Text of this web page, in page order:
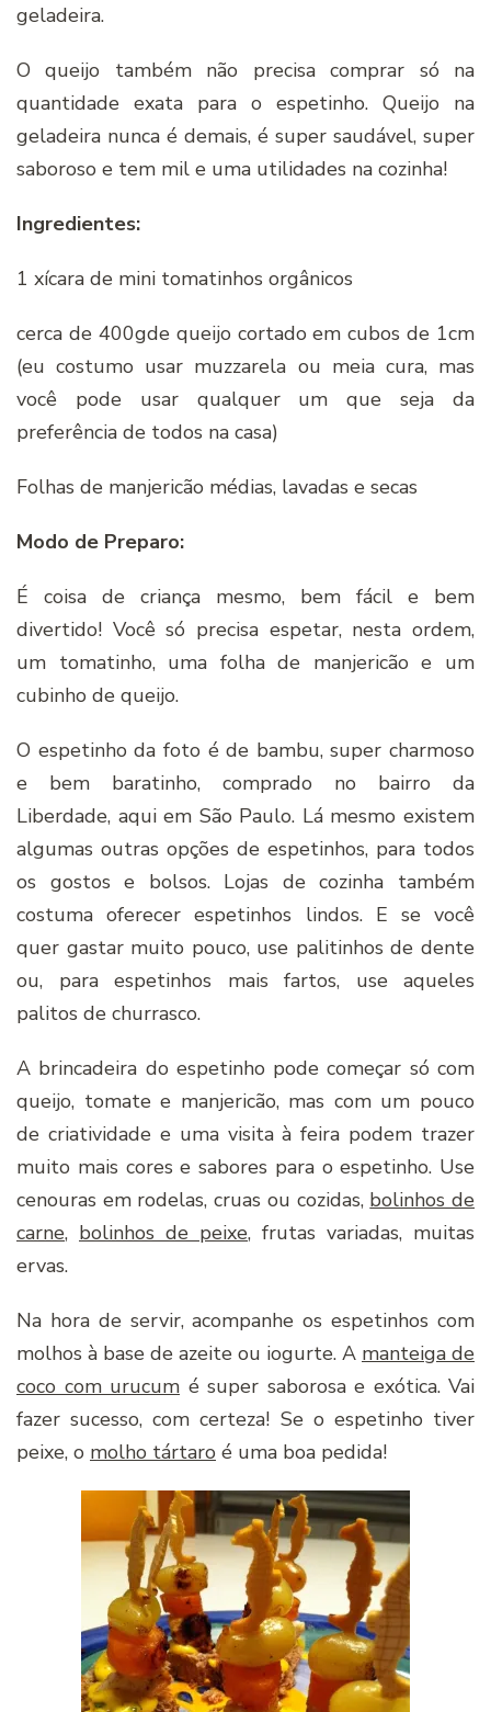
geladeira.
O queijo também não precisa comprar só na
quantidade exata para o espetinho. Queijo na
geladeira nunca é demais, é super saudável, super
saboroso e tem mil e uma utilidades na cozinha!
Ingredientes:
1 xícara de mini tomatinhos orgânicos
cerca de 400gde queijo cortado em cubos de 1cm
(eu costumo usar muzzarela ou meia cura, mas
você pode usar qualquer um que seja da
preferência de todos na casa)
Folhas de manjericão médias, lavadas e secas
Modo de Preparo:
É coisa de criança mesmo, bem fácil e bem
divertido! Você só precisa espetar, nesta ordem,
um tomatinho, uma folha de manjericão e um
cubinho de queijo.
O espetinho da foto é de bambu, super charmoso
e bem baratinho, comprado no bairro da
Liberdade, aqui em São Paulo. Lá mesmo existem
algumas outras opções de espetinhos, para todos
os gostos e bolsos. Lojas de cozinha também
costuma oferecer espetinhos lindos. E se você
quer gastar muito pouco, use palitinhos de dente
ou, para espetinhos mais fartos, use aqueles
palitos de churrasco.
A brincadeira do espetinho pode começar só com
queijo, tomate e manjericão, mas com um pouco
de criatividade e uma visita à feira podem trazer
muito mais cores e sabores para o espetinho. Use
cenouras em rodelas, cruas ou cozidas, bolinhos de
carne, bolinhos de peixe, frutas variadas, muitas
ervas.
Na hora de servir, acompanhe os espetinhos com
molhos à base de azeite ou iogurte. A manteiga de
coco com urucum é super saborosa e exótica. Vai
fazer sucesso, com certeza! Se o espetinho tiver
peixe, o molho tártaro é uma boa pedida!